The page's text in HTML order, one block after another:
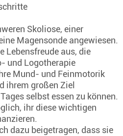
Skoliose, einer
Magensonde angewiesen.
Lebensfreude aus, die
und Logotherapie
Mund- und Feinmotorik
ihrem großen Ziel
selbst essen zu können.
ihr diese wichtigen
dazu beigetragen, dass sie